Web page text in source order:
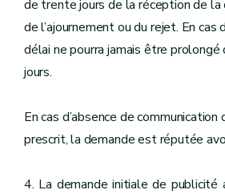
de trente jours de la réception de
de l’ajournement ou du rejet. En cas
délai ne pourra jamais être prolongé
jours.
En cas d’absence de communication
prescrit, la demande est réputée
4. La demande initiale de publicité